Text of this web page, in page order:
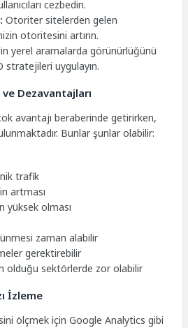
cezbedin.
Otoriter sitelerden gelen
otoritesini artırın.
yerel aramalarda görünürlüğünü
stratejileri uygulayın.
ve Dezavantajları
avantajı beraberinde getirirken,
Bunlar şunlar olabilir:
trafik
artması
yüksek olması
zaman alabilir
gerektirebilir
olduğu sektörlerde zor olabilir
İzleme
ölçmek için Google Analytics gibi